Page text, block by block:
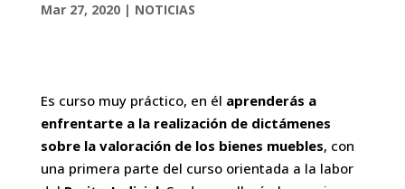
Mar 27, 2020| NOTICIAS
Es curso muy práctico, en él aprenderás a
enfrentarte a la realización de dictámenes
sobre la valoración de los bienes muebles, con
una primera parte del curso orientada a la labor